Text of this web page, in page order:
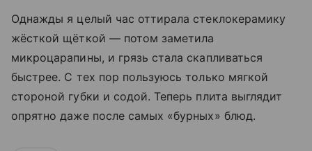
Однажды я целый час оттирала стеклокерамику
жёсткой щёткой — потом заметила
микроцарапины, и грязь стала скапливаться
быстрее. С тех пор пользуюсь только мягкой
стороной губки и содой. Теперь плита выглядит
опрятно даже после самых «бурных» блюд.